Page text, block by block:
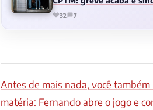
32 7
Antes de mais nada, você
matéria: Fernando abre o jogo e